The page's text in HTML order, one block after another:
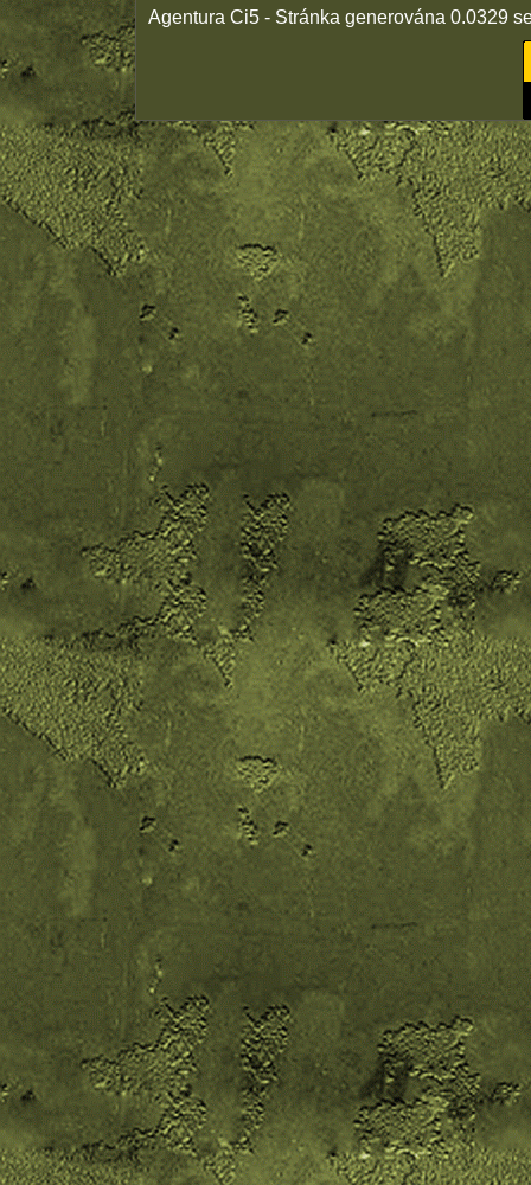
Agentura Ci5 - Stránka generována 0.0329